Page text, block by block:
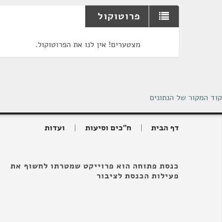
פרוטוקול
מצטערים! אין לנו את הפרוטוקול.
קוד המקור של הנתונים
דף הבית ח"כים וסיעות ועדות
כנסת פתוחה הוא פרוייקט שמטרתו לחשוף את
פעילות הכנסת לציבור